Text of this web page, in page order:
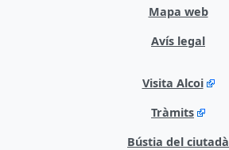
Mapa web
Avís legal
Visita Alcoi
Tràmits
Bústia del ciutadà